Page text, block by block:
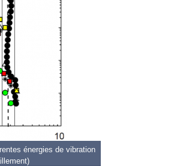
énergies de vibration